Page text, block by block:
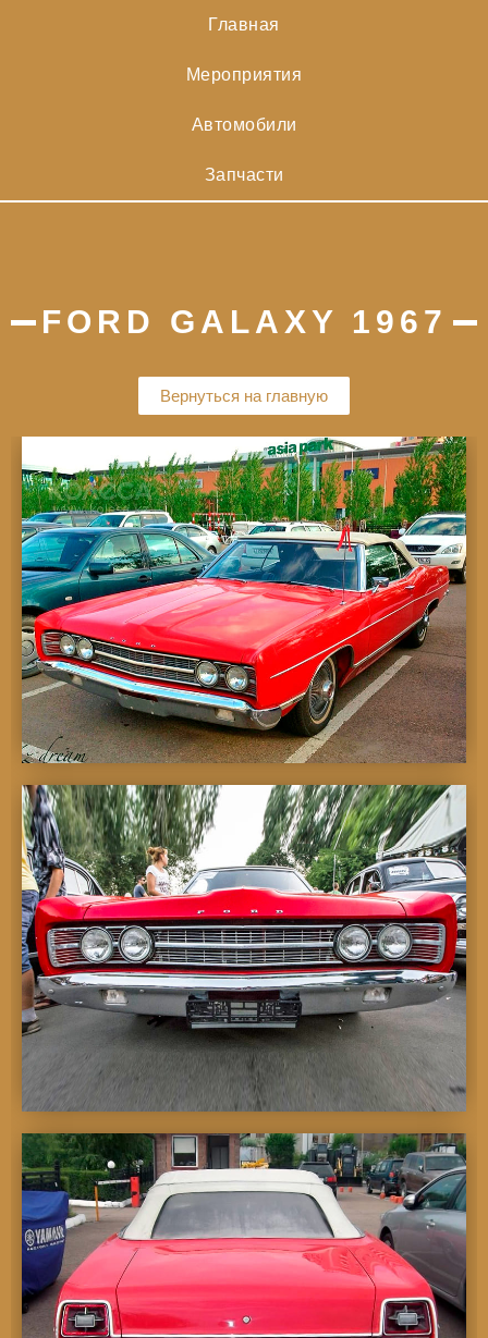
Главная
Мероприятия
Автомобили
Запчасти
FORD GALAXY 1967
Вернуться на главную